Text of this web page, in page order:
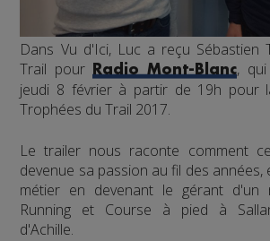
Dans Vu d'Ici, Luc a reçu Sébastien
Trail pourRadio Mont-Blanc,
jeudi 8 février à partir de 19h pour
Trophées du Trail 2017.
Le trailer nous raconte comment
devenue sa passion au fil des
métier en devenant le gérant d'un
Running et Course à pied à
d'Achille.